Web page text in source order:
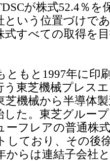
が株式52.4％を
という位置づけで
式すべての取得を
もと1997年に印
う東芝機械プレス
芝機械から半導体
した。東芝グルー
ーフレアの普通株
しており、その後
からは連結子会社